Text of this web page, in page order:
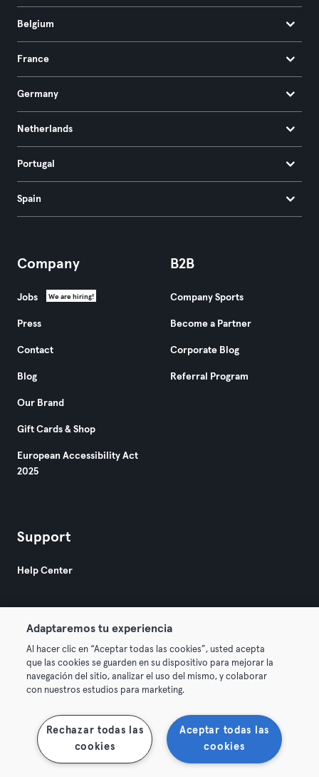
Belgium
France
Germany
Netherlands
Portugal
Spain
Company
Jobs We are hiring!
Press
Contact
Blog
Our Brand
Gift Cards & Shop
European Accessibility Act
2025
B2B
Company Sports
Become a Partner
Corporate Blog
Referral Program
Support
Help Center
© 2026 Urban Sports Group GmbH. All rights reserved.
Terms & Conditions Privacy Imprint
Terminate contracts here Withdraw contracts here
Adaptaremos tu experiencia
Al hacer clic en “Aceptar todas las cookies”, usted acepta
que las cookies se guarden en su dispositivo para mejorar la
navegación del sitio, analizar el uso del mismo, y colaborar
con nuestros estudios para marketing.
Aceptar todas las
cookies
Rechazar todas las
cookies